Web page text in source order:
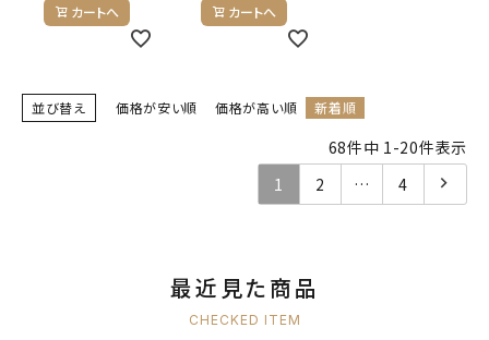
カートへ カートへ
並び替え 価格が安い順 価格が高い順 新着順
68件中 1 -20件表示
1
2 … 4
最近見た商品
CHECKED ITEM